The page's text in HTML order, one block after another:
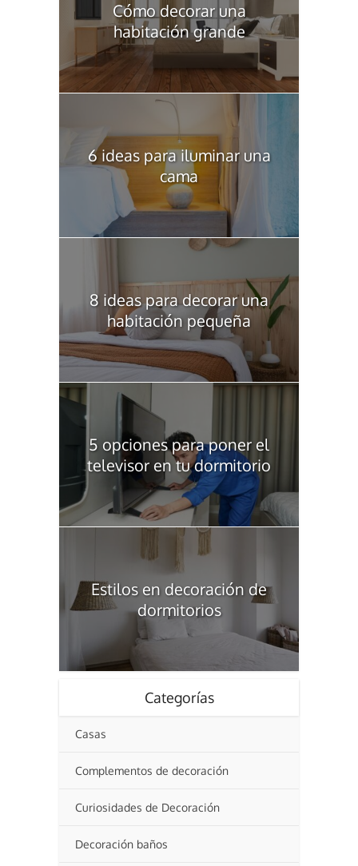
Cómo decorar una
habitación grande
6 ideas para iluminar una
cama
8 ideas para decorar una
habitación pequeña
5 opciones para poner el
televisor en tu dormitorio
Estilos en decoración de
dormitorios
Categorías
Casas
Complementos de decoración
Curiosidades de Decoración
Decoración baños